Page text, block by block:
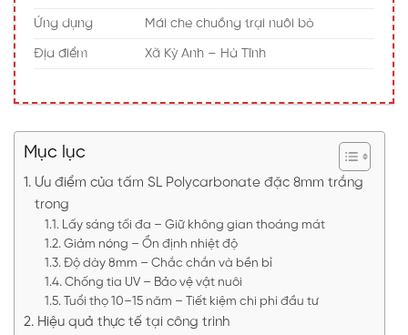
Ứng dụng Mái che chuồng trại nuôi bò
Địa điểm Xã Kỳ Anh – Hà Tĩnh
Mục lục
Ưu điểm của tấm SL Polycarbonate đặc 8mm trắng
trong
Lấy sáng tối đa – Giữ không gian thoáng mát
Giảm nóng – Ổn định nhiệt độ
Độ dày 8mm – Chắc chắn và bền bỉ
Chống tia UV – Bảo vệ vật nuôi
Tuổi thọ 10–15 năm – Tiết kiệm chi phí đầu tư
Hiệu quả thực tế tại công trình